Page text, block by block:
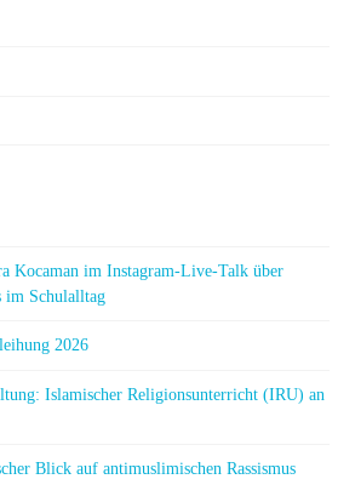
Kocaman im Instagram-Live-Talk über
im Schulalltag
2026
Islamischer Religionsunterricht (IRU) an
Blick auf antimuslimischen Rassismus